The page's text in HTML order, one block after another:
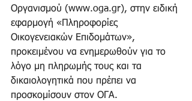
Οργανισμού (www.oga.gr), στην ειδική
εφαρμογή «Πληροφορίες
Οικογενειακών Επιδομάτων»,
προκειμένου να ενημερωθούν για το
λόγο μη πληρωμής τους και τα
δικαιολογητικά που πρέπει να
προσκομίσουν στον ΟΓΑ.